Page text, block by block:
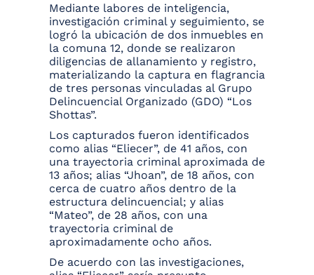
Mediante labores de inteligencia,
investigación criminal y seguimiento, se
logró la ubicación de dos inmuebles en
la comuna 12, donde se realizaron
diligencias de allanamiento y registro,
materializando la captura en flagrancia
de tres personas vinculadas al Grupo
Delincuencial Organizado (GDO) “Los
Shottas”.
Los capturados fueron identificados
como alias “Eliecer”, de 41 años, con
una trayectoria criminal aproximada de
13 años; alias “Jhoan”, de 18 años, con
cerca de cuatro años dentro de la
estructura delincuencial; y alias
“Mateo”, de 28 años, con una
trayectoria criminal de
aproximadamente ocho años.
De acuerdo con las investigaciones,